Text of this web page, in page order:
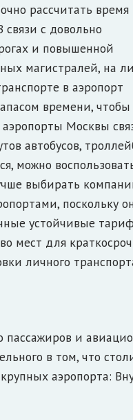
рассчитать время
с довольно
и повышенной
магистралей, на
в аэропорт
времени,
Москвы
автобусов,
можно
выбирать
поскольку
устойчивые
мест для
личного
пассажиров и
в том, что
аэропорта: